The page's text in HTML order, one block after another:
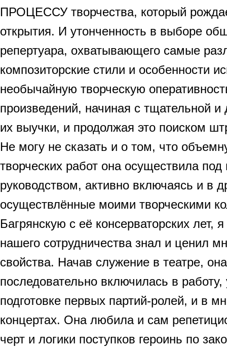
ПРОЦЕССУ творчества, который
открытия. И утонченность в выборе
репертуара, охватывающего самые
композиторские стили и особенности
необычайную творческую
произведений, начиная с тщательной и
их выучки, и продолжая это поиском
Не могу не сказать и о том, что
творческих работ она осуществила
руководством, активно включаясь и в
осуществлённые моими творческими
Багрянскую с её консерваторских лет,
нашего сотрудничества знал и ценил
свойства. Начав служение в театре,
последовательно включилась в работу,
подготовке первых партий-ролей, и в
концертах. Она любила и сам
черт и логики поступков героинь по